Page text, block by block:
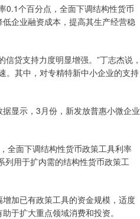
个百分点，全面下调结构性货币
企业融资成本，提高其生产经营稳
贷支持力度明显增强。”丁志杰说，
。其中，对专精特新中小企业的支持
显示，3月份，新发放普惠小微企业
面下调结构性货币政策工具利率
用于扩内需的结构性货币政策工
加已有政策工具的资金规模，适度
于扩大重点领域消费和投资。